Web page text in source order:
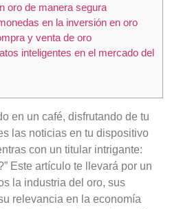
oro de manera segura
en la inversión en oro
y venta de oro
inteligentes en el mercado del
en un café, disfrutando de tu
las noticias en tu dispositivo
con un titular intrigante:
Este artículo te llevará por un
la industria del oro, sus
relevancia en la economía